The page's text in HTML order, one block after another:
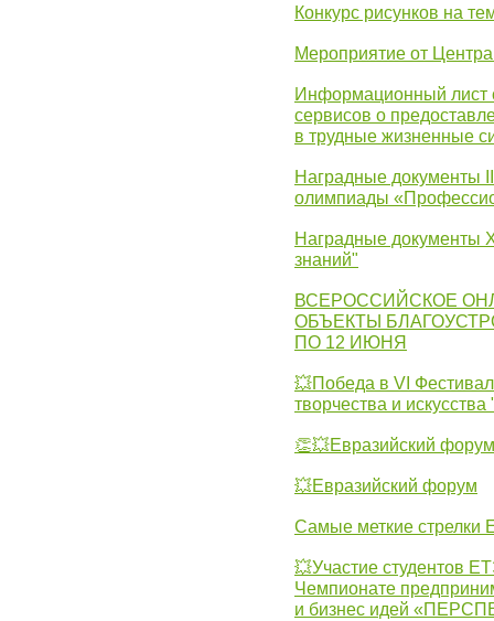
Конкурс рисунков на
Мероприятие от
Информационный лист
сервисов о
в трудные жизненные
Наградные документы
олимпиады
Наградные документы
знаний"
ВСЕРОССИЙСКОЕ
ОБЪЕКТЫ
ПО 12 ИЮНЯ
💥Победа в VI
творчества и
👏💥Евразийский форум
💥Евразийский форум
Самые меткие стрелки
💥Участие студентов
Чемпионате
и бизнес идей